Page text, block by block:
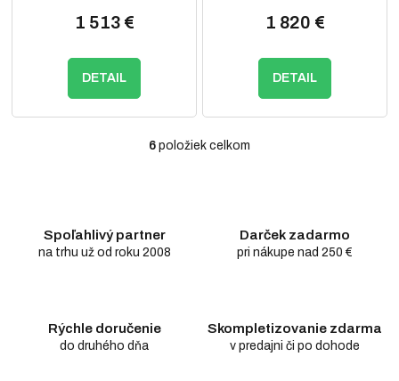
1 513 €
DETAIL
1 820 €
DETAIL
O
6 položiek celkom
Spoľahlivý partner
na trhu už od roku 2008
Darček zadarmo
pri nákupe nad 250 €
Rýchle doručenie
do druhého dňa
Skompletizovanie zdarma
v predajni či po dohode